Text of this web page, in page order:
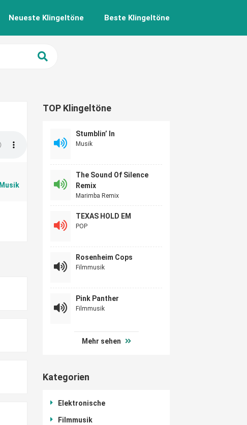
Neueste Klingeltöne Beste Klingeltöne
Musik
TOP Klingeltöne
Stumblin’ In
Musik
The Sound Of Silence
Remix
Marimba Remix
TEXAS HOLD EM
POP
Rosenheim Cops
Filmmusik
Pink Panther
Filmmusik
Mehr sehen
Kategorien
Elektronische
Filmmusik